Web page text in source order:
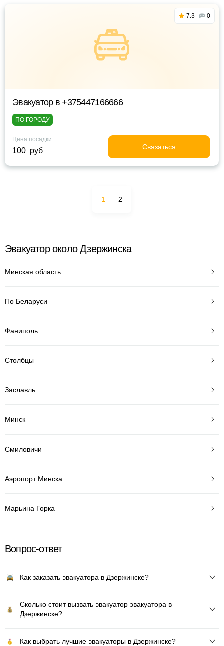
7.3 0
Эвакуатор в +375447166666
ПО ГОРОДУ
Цена посадки
100 руб Связаться
1 2
Эвакуатор около Дзержинска
Минская область
По Беларуси
Фаниполь
Столбцы
Заславль
Минск
Смиловичи
Аэропорт Минска
Марьина Горка
Вопрос-ответ
Как заказать эвакуатора в Дзержинске?
Сколько стоит вызвать эвакуатор эвакуатора в
Дзержинске?
Как выбрать лучшие эвакуаторы в Дзержинске?